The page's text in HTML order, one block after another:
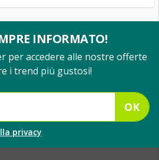
INFORMATO!
per accedere alle nostre offerte
i trend più gustosi!
OK
privacy